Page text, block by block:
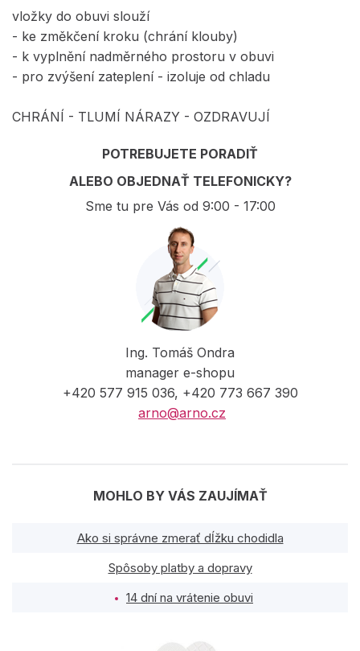
vložky do obuvi slouží
- ke změkčení kroku (chrání klouby)
- k vyplnění nadměrného prostoru v obuvi
- pro zvýšení zateplení - izoluje od chladu
CHRÁNÍ - TLUMÍ NÁRAZY - OZDRAVUJÍ
POTREBUJETE PORADIŤ
ALEBO OBJEDNAŤ TELEFONICKY?
Sme tu pre Vás od 9:00 - 17:00
Ing. Tomáš Ondra
manager e-shopu
+420 577 915 036, +420 773 667 390
arno@arno.cz
MOHLO BY VÁS ZAUJÍMAŤ
Ako si správne zmerať dĺžku chodidla
Spôsoby platby a dopravy
14 dní na vrátenie obuvi